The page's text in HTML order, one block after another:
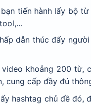
tiến hành lấy bộ
dẫn thúc đẩy
khoảng 200 từ,
cung cấp đầy đủ
hashtag chủ đề